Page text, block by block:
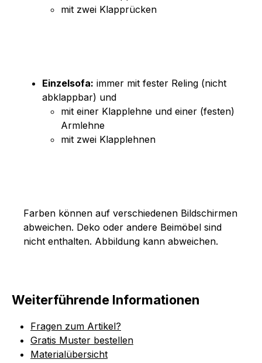
mit zwei Klapprücken
Einzelsofa: immer mit fester Reling (nicht
abklappbar) und
mit einer Klapplehne und einer (festen)
Armlehne
mit zwei Klapplehnen
Farben können auf verschiedenen Bildschirmen
abweichen. Deko oder andere Beimöbel sind
nicht enthalten. Abbildung kann abweichen.
Weiterführende Informationen
Fragen zum Artikel?
Gratis Muster bestellen
Materialübersicht